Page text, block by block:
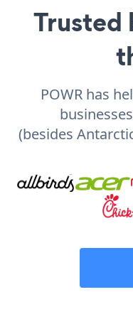
Trusted
POWR has
(besides